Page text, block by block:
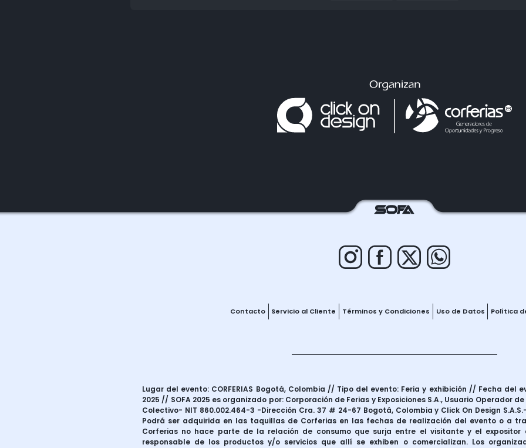
Contacto Servicio al Cliente Términos y Condiciones Uso de Datos Política
Lugar del evento: CORFERIAS Bogotá, Colombia // Tipo del evento: Feria y exhibición // Fecha del
2025 // SOFA 2025 es organizado por: Corporación de Ferias y Exposiciones S.A., Usuario Operador
Colectivo- NIT 860.002.464-3 -Dirección Cra. 37 # 24-67 Bogotá, Colombia y Click On Design
Podrá ser adquirida en las taquillas de Corferias en las fechas de realización del evento o a
Corferias no hace parte de la relación de consumo que surja entre el visitante y el
responsable de los productos y/o servicios que allí se exhiben o comercializan. Los